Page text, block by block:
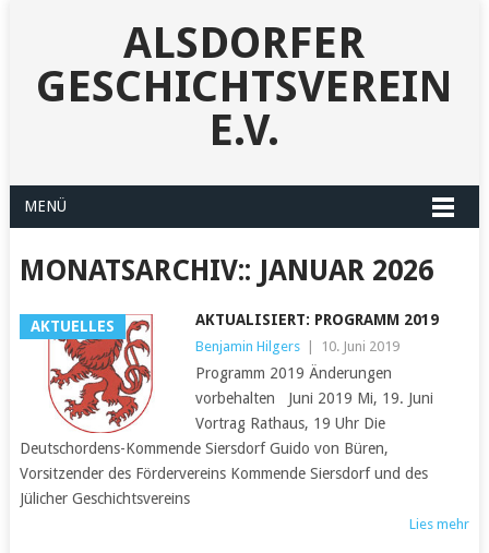
ALSDORFER
GESCHICHTSVEREIN
E.V.
MENÜ
MONATSARCHIV:: JANUAR 2026
AKTUELLES AKTUALISIERT: PROGRAMM 2019
Benjamin Hilgers 10. Juni 2019
Programm 2019 Änderungen
vorbehalten Juni 2019 Mi, 19. Juni
Vortrag Rathaus, 19 Uhr Die
Deutschordens-Kommende Siersdorf Guido von Büren,
Vorsitzender des Fördervereins Kommende Siersdorf und des
Jülicher Geschichtsvereins
Lies mehr